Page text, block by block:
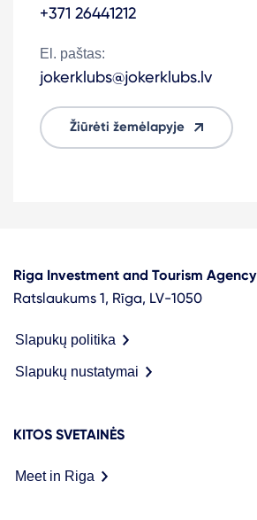
+371 26441212
El. paštas:
jokerklubs@jokerklubs.lv
Žiūrėti žemėlapyje
Riga Investment and Tourism Agency
Ratslaukums 1, Rīga, LV-1050
Slapukų politika
Slapukų nustatymai
KITOS SVETAINĖS
Meet in Riga